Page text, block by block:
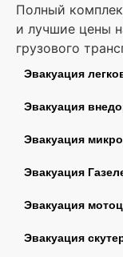
Полный
и лучшие цены
грузового
Эвакуация
Эвакуация
Эвакуация
Эвакуация
Эвакуация
Эвакуация